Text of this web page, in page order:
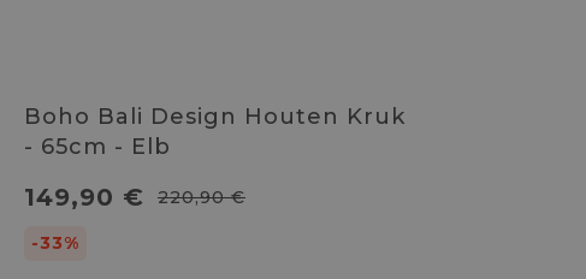
Boho Bali Design Houten Kruk
- 65cm - Elb
149,90 € 220,90 €
-33%